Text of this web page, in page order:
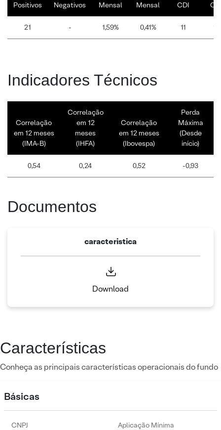
Positivos
Negativos
Mensal
Mensal
CDI
21 - 1,59% 0,41% 11 10
Indicadores Técnicos
Correlação
em 12 meses
(IMA-B)
Correlação
em 12
meses
(IHFA)
Correlação
em 12 meses
(Ibovespa)
Perda
Máxima
(Desde
início)
0,54 0,24 0,52 -0,93
Documentos
caracteristica
Download
Características
Conheça as principais características operacionais do fundo
Básicas
CNPJ Aplicação Mínima